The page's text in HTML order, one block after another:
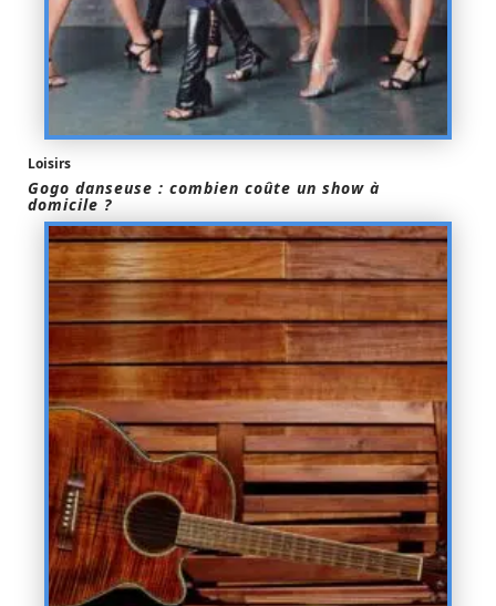
Loisirs
Gogo danseuse : combien coûte un show à
domicile ?